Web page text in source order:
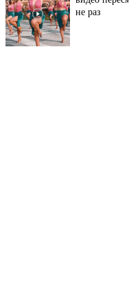
не раз